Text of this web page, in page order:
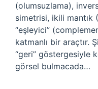
(olumsuzlama),
simetrisi, ikili mantık
“eşleyici”
katmanlı bir araçtır.
“geri” göstergesiyle
görsel bulmacada…